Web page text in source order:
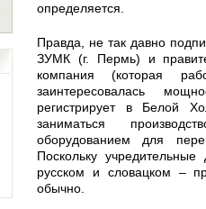
определяется.
Правда, не так давно
ЗУМК (г. Пермь) и
компания (которая
заинтересовалась
регистрирует в Белой
заниматься
оборудованием для
Поскольку
русском и словацком –
обычно.